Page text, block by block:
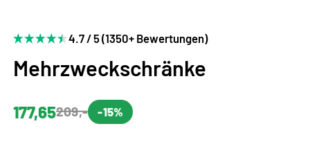
4.7 / 5 (1350+ Bewertungen)
Mehrzweckschränke
177,65209,- -15%